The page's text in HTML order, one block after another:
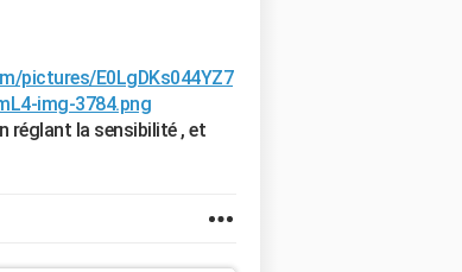
pictures/E0LgDKs044YZ7
img-3784.png
réglant la sensibilité , et